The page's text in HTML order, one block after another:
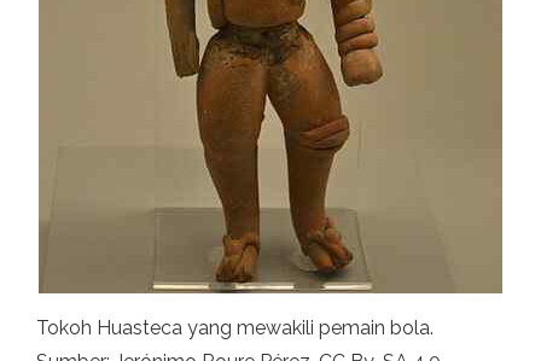
Tokoh Huasteca yang mewakili pemain bola.